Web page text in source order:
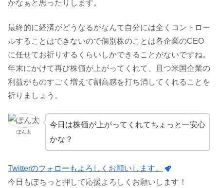
かなぁと思ったりします。
最終的に経済がどうなるかなんて自分には全くコントロー
ルすることはできないので個別株のことは各企業のCEO
に任せてお祈りするくらいしかできることがないですね。
年末にかけて再び株価が上がってくれて、且つ米国企業の
利益がものすごく増えて割高感を打ち消してくれることを
祈りましょう。
ぽん太
今日は株価が上がってくれてちょっと一安心
かな？
Twitterのフォローもよろしくお願いします。
今日もぽちっと押して応援よろしくお願いします！